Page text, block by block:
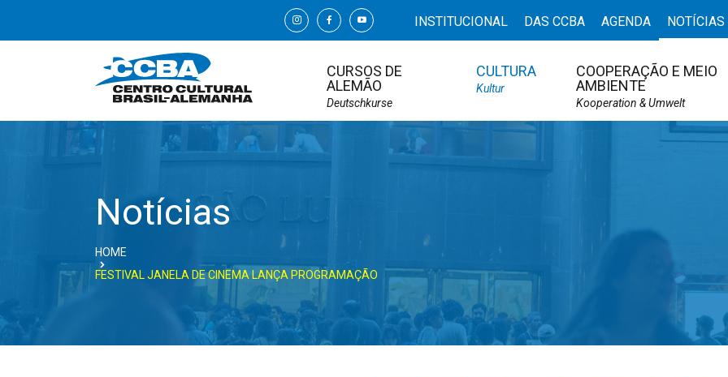
INSTITUCIONAL DAS CCBA AGENDA NOTÍCIAS
CURSOS DE
ALEMÃO
Deutschkurse
CULTURA
Kultur
COOPERAÇÃO E MEIO
AMBIENTE
Kooperation & Umwelt
Notícias
HOME
FESTIVAL JANELA DE CINEMA LANÇA PROGRAMAÇÃO